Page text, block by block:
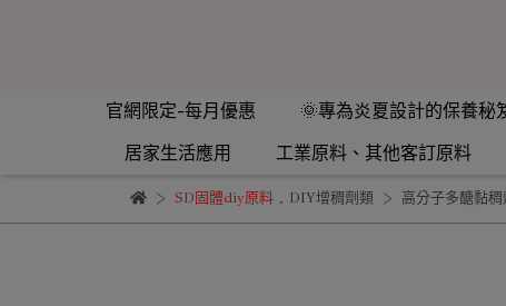
官網限定-每月優惠 🌞專為炎夏設計的保養秘
居家生活應用
工業原料、其他客訂原料
SD固體diy原料, DIY增稠劑類 高分子多醣黏